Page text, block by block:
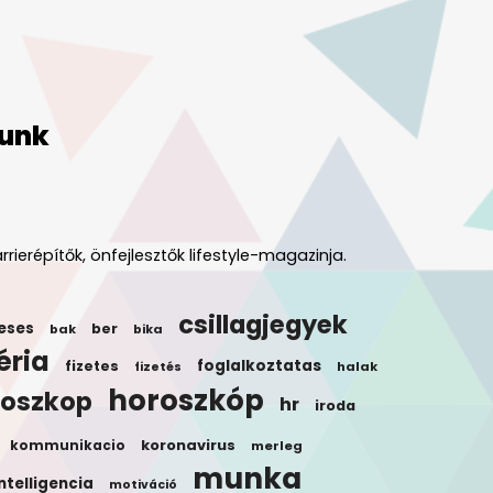
önfejlesztők lifestyle-magazinja.
bak ber bika csillagjegyek
fizetes fizetés foglalkoztatas halak
horoszkóp hr iroda
kommunikacio koronavirus merleg
motiváció munka